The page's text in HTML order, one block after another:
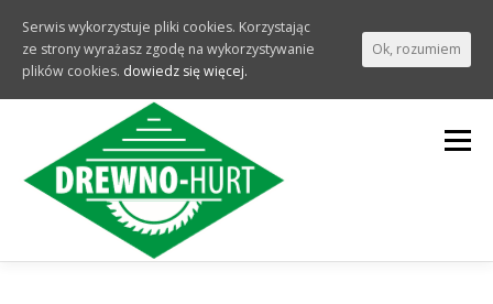
Menu
Serwis wykorzystuje pliki cookies. Korzystając
ze strony wyrażasz zgodę na wykorzystywanie
plików cookies. dowiedz się więcej.
Ok, rozumiem